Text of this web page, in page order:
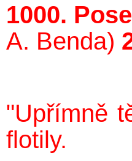
1000.
A. Benda)
"Upřímně
flotily.